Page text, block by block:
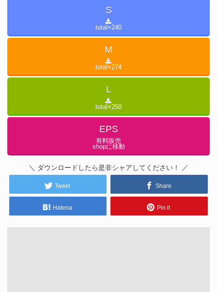
S
total×240
M
total×274
L
total×250
EPS
有料販売
shopに移動
＼ ダウンロードしたら是非シャアしてください！ ／
Tweet Share
Hatena Pin it